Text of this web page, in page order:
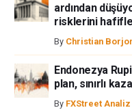
ardından
risklerini
By Christian
Endonezya
plan, sınırlı
By FXStreet